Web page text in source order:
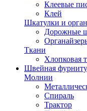
Клеевые
Клей
Шкатулки и
Дорожные
Ткани
Хлопковая
Швейная
Молнии
Спираль
Трактор